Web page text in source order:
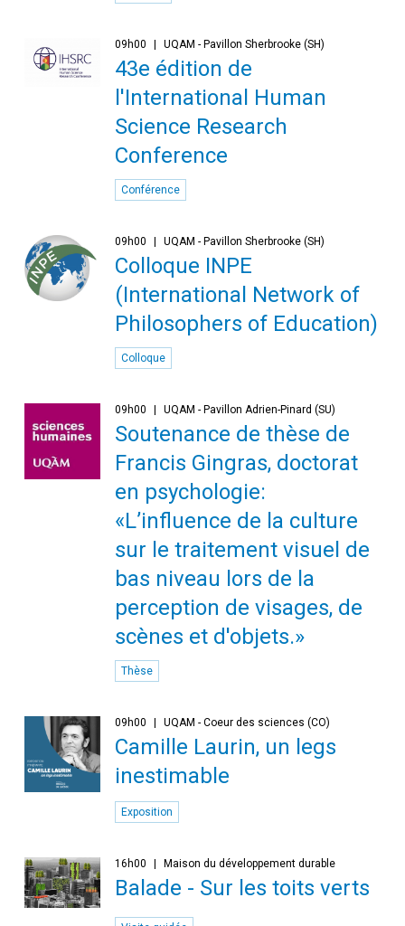
09h00 UQAM - Pavillon Sherbrooke (SH)
43e édition de
l'International Human
Science Research
Conference
Conférence
09h00 UQAM - Pavillon Sherbrooke (SH)
Colloque INPE
(International Network of
Philosophers of Education)
Colloque
09h00 UQAM - Pavillon Adrien-Pinard (SU)
Soutenance de thèse de
Francis Gingras, doctorat
en psychologie:
«L’influence de la culture
sur le traitement visuel de
bas niveau lors de la
perception de visages, de
scènes et d'objets.»
Thèse
09h00 UQAM - Coeur des sciences (CO)
Camille Laurin, un legs
inestimable
Exposition
16h00 Maison du développement durable
Balade - Sur les toits verts